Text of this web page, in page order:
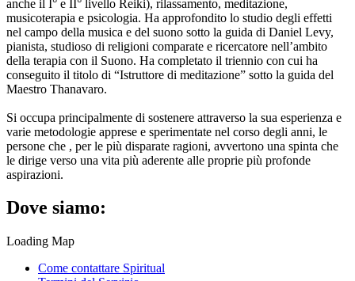
anche il I° e II° livello Reiki), rilassamento, meditazione,
musicoterapia e psicologia. Ha approfondito lo studio degli effetti
nel campo della musica e del suono sotto la guida di Daniel Levy,
pianista, studioso di religioni comparate e ricercatore nell’ambito
della terapia con il Suono. Ha completato il triennio con cui ha
conseguito il titolo di “Istruttore di meditazione” sotto la guida del
Maestro Thanavaro.
Si occupa principalmente di sostenere attraverso la sua esperienza e
varie metodologie apprese e sperimentate nel corso degli anni, le
persone che , per le più disparate ragioni, avvertono una spinta che
le dirige verso una vita più aderente alle proprie più profonde
aspirazioni.
Dove siamo:
Loading Map
Come contattare Spiritual